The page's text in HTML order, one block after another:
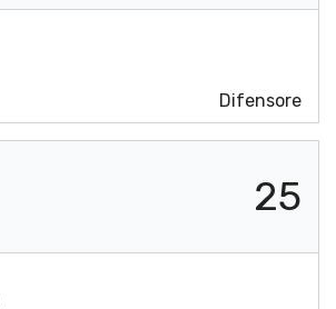
Difensore
25